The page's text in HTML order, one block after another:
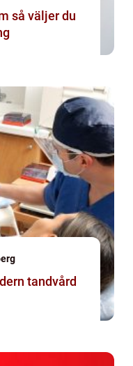
tandvård